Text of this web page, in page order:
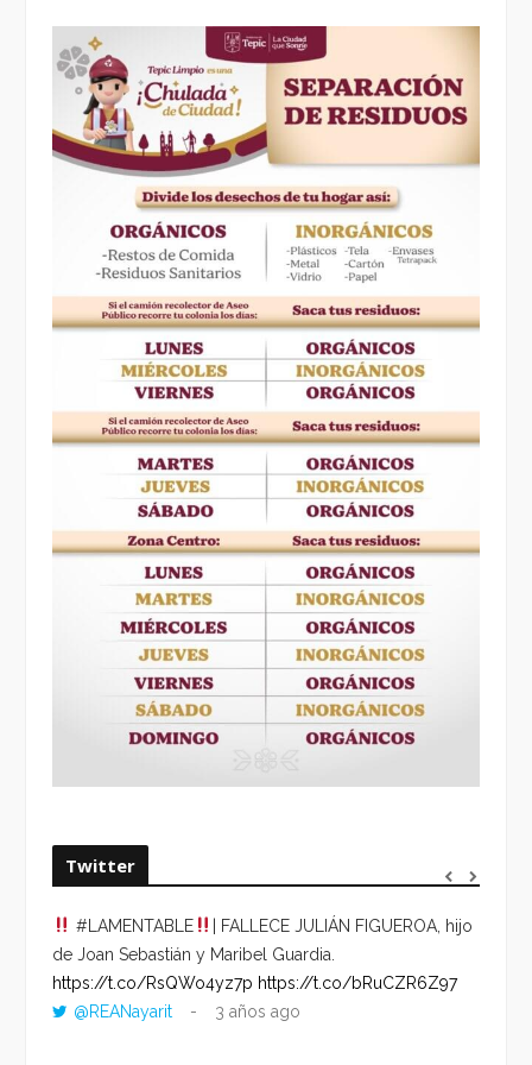
Twitter
#LAMENTABLE
| FALLECE JULIÁN FIGUEROA, hijo
de Joan Sebastián y Maribel Guardia.
https://t.co/RsQWo4yz7p https://t.co/bRuCZR6Z97
@REANayarit
3 años ago